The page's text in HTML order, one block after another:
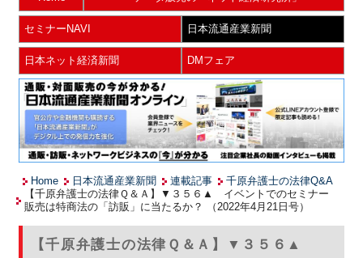
セミナーNAVI 日本流通産業新聞
日本ネット経済新聞 DMフェア
Home 日本流通産業新聞 連載記事
千原弁護士の法律Q&A
【千原弁護士の法律Ｑ＆Ａ】▼３５６▲ イベントでのセミナー
販売は特商法の「訪販」に当たるか？ （2022年4月21日号）
【千原弁護士の法律Ｑ＆Ａ】▼３５６▲